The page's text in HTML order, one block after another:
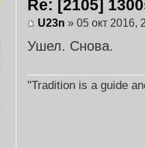
Re: [2105]
U23n » 05 окт 2016,
Ушел. Снова.
"Tradition is a guide